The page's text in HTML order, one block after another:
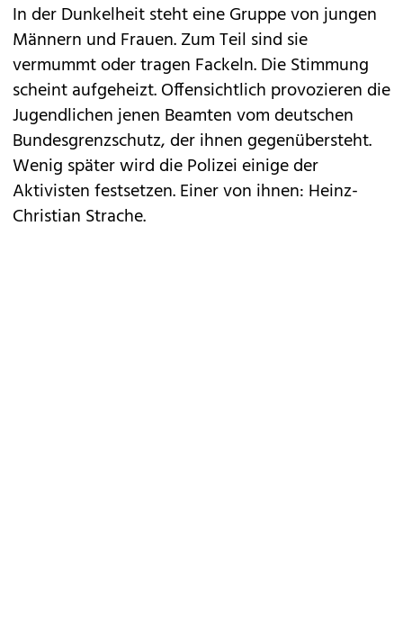
In der Dunkelheit steht eine Gruppe von jungen
Männern und Frauen. Zum Teil sind sie
vermummt oder tragen Fackeln. Die Stimmung
scheint aufgeheizt. Offensichtlich provozieren die
Jugendlichen jenen Beamten vom deutschen
Bundesgrenzschutz, der ihnen gegenübersteht.
Wenig später wird die Polizei einige der
Aktivisten festsetzen. Einer von ihnen: Heinz-
Christian Strache.